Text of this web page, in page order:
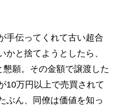
手伝ってくれて古い超合
かと捨てようとしたら、
願。その金額で譲渡した
10万円以上で売買されて
ぶん、同僚は価値を知っ